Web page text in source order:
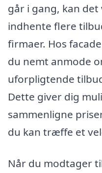
går i gang, kan
indhente flere
firmaer. Hos
du nemt anmode
uforpligtende
Dette giver dig
sammenligne
du kan træffe et
Når du modtager